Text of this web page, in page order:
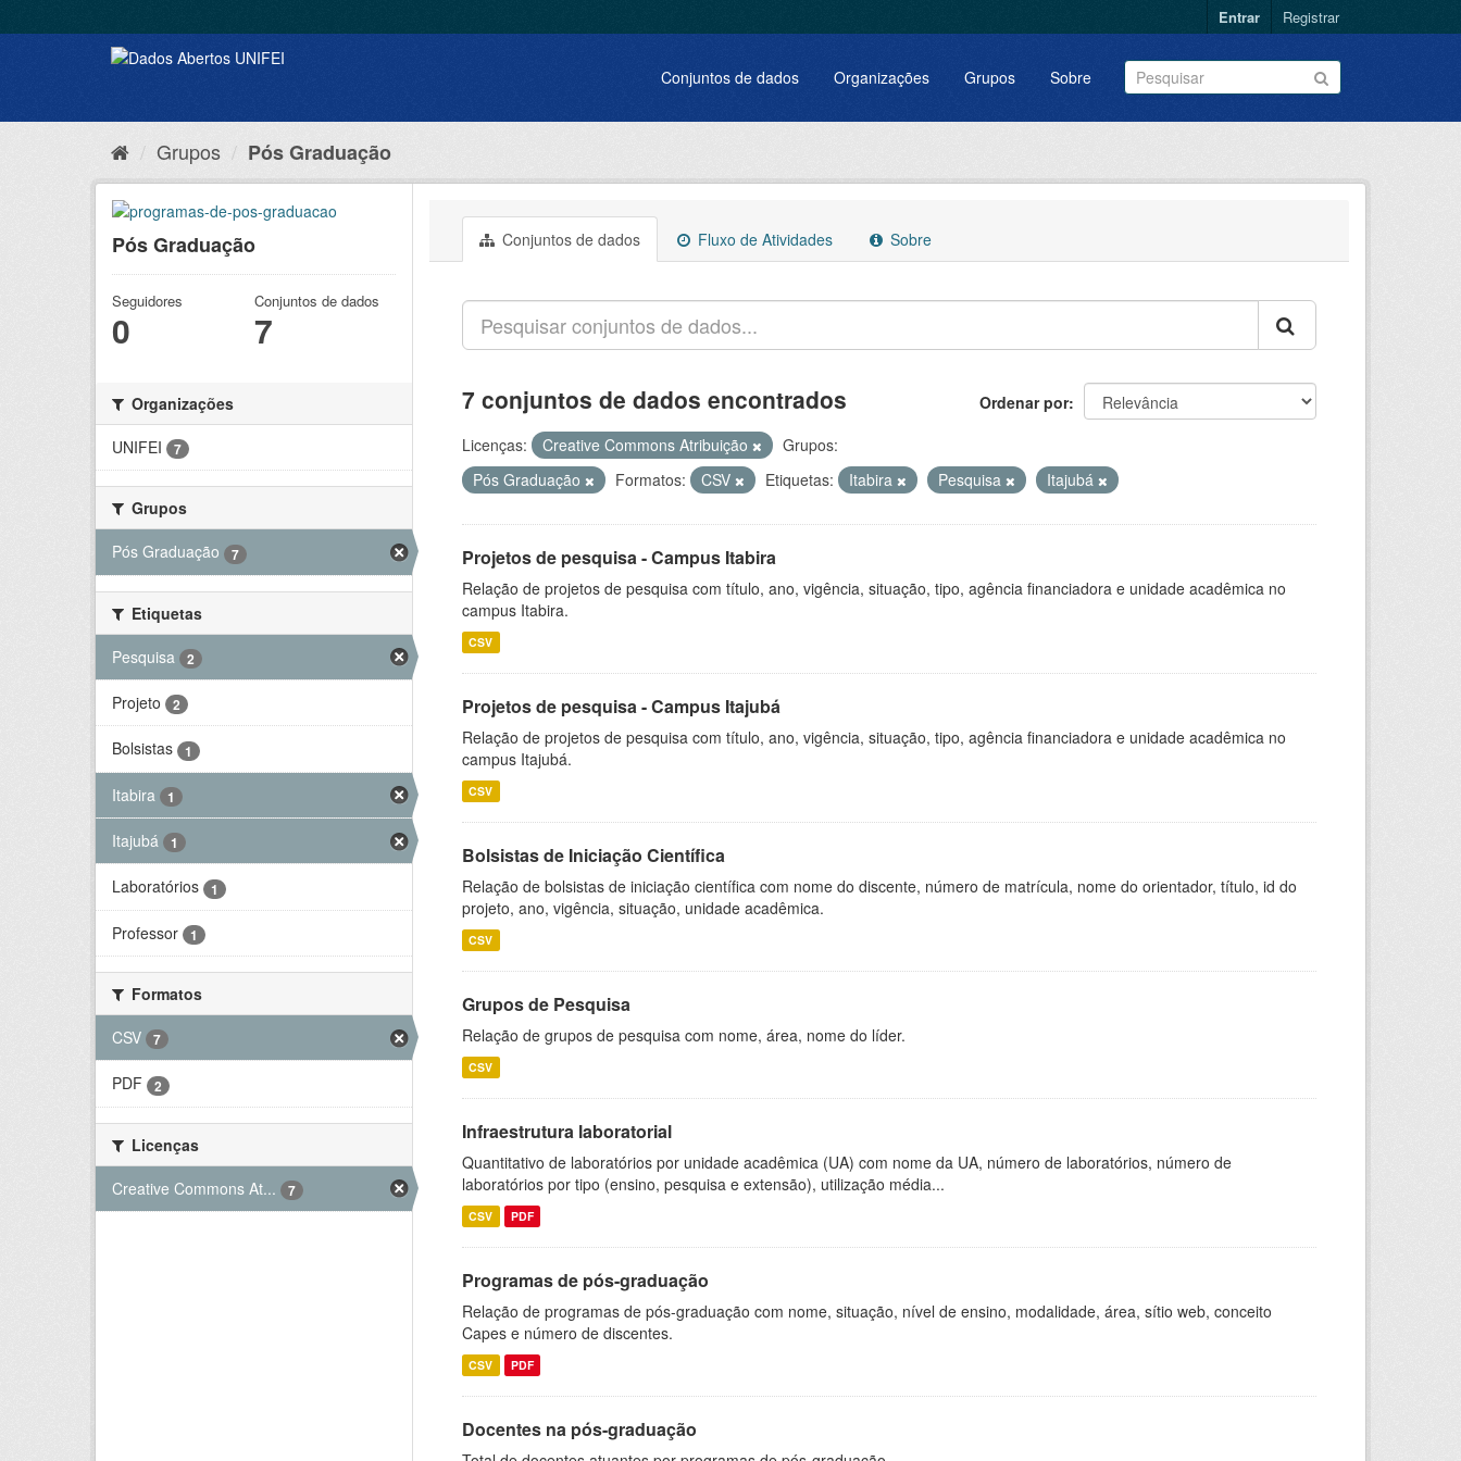
Entrar Registrar
Conjuntos de dados Organizações Grupos Sobre
Grupos Pós Graduação
Pós Graduação
Seguidores
0
Conjuntos de dados
7
Organizações
UNIFEI
7
Grupos
Pós Graduação
7
Etiquetas
Pesquisa
2
Projeto 2
Bolsistas 1
Itabira 1
Itajubá 1
Laboratórios 1
Professor 1
Formatos
CSV
7
PDF 2
Licenças
Creative Commons At...
7
Conjuntos de dados Fluxo de Atividades Sobre
Ordenar por
7 conjuntos de dados encontrados
Licenças: Creative Commons Atribuição
Grupos:
Pós Graduação
Formatos: CSV Etiquetas: Itabira Pesquisa Itajubá
Projetos de pesquisa - Campus Itabira
Relação de projetos de pesquisa com título, ano, vigência, situação, tipo, agência financiadora e unidade acadêmica no
campus Itabira.
CSV
Projetos de pesquisa - Campus Itajubá
Relação de projetos de pesquisa com título, ano, vigência, situação, tipo, agência financiadora e unidade acadêmica no
campus Itajubá.
CSV
Bolsistas de Iniciação Científica
Relação de bolsistas de iniciação científica com nome do discente, número de matrícula, nome do orientador, título, id do
projeto, ano, vigência, situação, unidade acadêmica.
CSV
Grupos de Pesquisa
Relação de grupos de pesquisa com nome, área, nome do líder.
CSV
Infraestrutura laboratorial
Quantitativo de laboratórios por unidade acadêmica (UA) com nome da UA, número de laboratórios, número de
laboratórios por tipo (ensino, pesquisa e extensão), utilização média...
CSV PDF
Programas de pós-graduação
Relação de programas de pós-graduação com nome, situação, nível de ensino, modalidade, área, sítio web, conceito
Capes e número de discentes.
CSV PDF
Docentes na pós-graduação